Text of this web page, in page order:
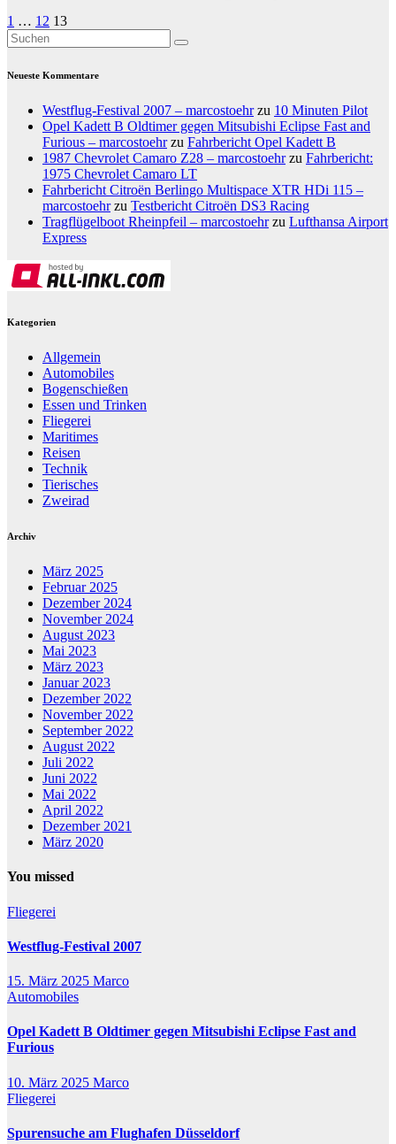
Seitennummerierung
der
Beiträge
1 … 12 13
Neueste Kommentare
Westflug-Festival 2007 – marcostoehrzu 10 Minuten Pilot
Opel Kadett B Oldtimer gegen Mitsubishi Eclipse Fast and
Furious – marcostoehrzu Fahrbericht Opel Kadett B
1987 Chevrolet Camaro Z28 – marcostoehrzu Fahrbericht:
1975 Chevrolet Camaro LT
Fahrbericht Citroën Berlingo Multispace XTR HDi 115 –
marcostoehrzu Testbericht Citroën DS3 Racing
Tragflügelboot Rheinpfeil – marcostoehrzu Lufthansa Airport
Express
Kategorien
Allgemein
Automobiles
Bogenschießen
Essen und Trinken
Fliegerei
Maritimes
Reisen
Technik
Tierisches
Zweirad
Archiv
März 2025
Februar 2025
Dezember 2024
November 2024
August 2023
Mai 2023
März 2023
Januar 2023
Dezember 2022
November 2022
September 2022
August 2022
Juli 2022
Juni 2022
Mai 2022
April 2022
Dezember 2021
März 2020
You missed
Fliegerei
Westflug-Festival 2007
15. März 2025 Marco
Automobiles
Opel Kadett B Oldtimer gegen Mitsubishi Eclipse Fast and
Furious
10. März 2025 Marco
Fliegerei
Spurensuche am Flughafen Düsseldorf